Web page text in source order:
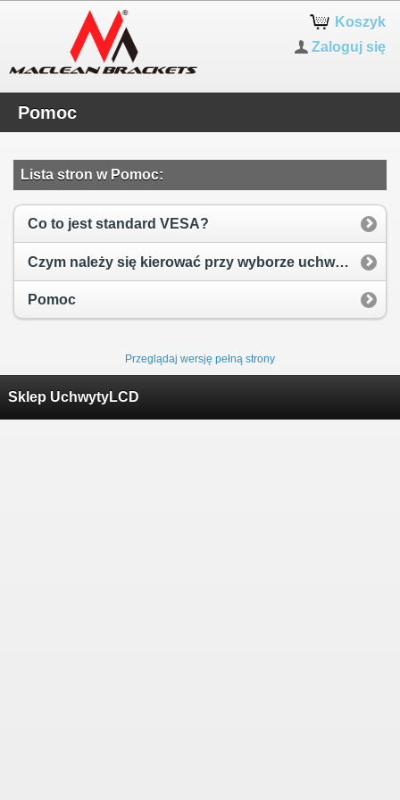
Koszyk
Zaloguj się
Pomoc
Lista stron w Pomoc:
Co to jest standard VESA?
Czym należy się kierować przy wyborze uchwytu do telewizora?
Pomoc
Przeglądaj wersję pełną strony
Sklep UchwytyLCD